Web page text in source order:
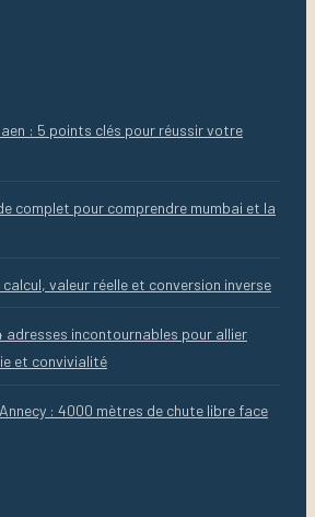
: 5 points clés pour réussir votre
complet pour comprendre mumbai et la
valeur réelle et conversion inverse
adresses incontournables pour allier
et convivialité
: 4000 mètres de chute libre face